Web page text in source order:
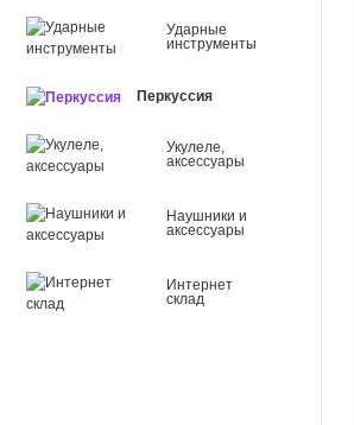
Ударные
инструменты
Перкуссия
Укулеле,
аксессуары
Наушники и
аксессуары
Интернет
склад